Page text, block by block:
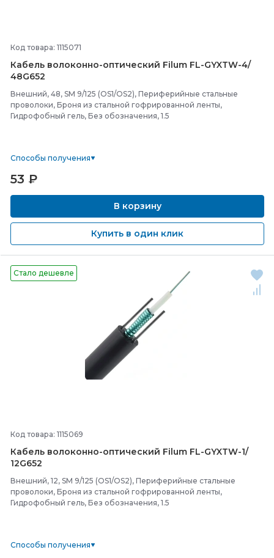
Код товара: 1115071
Кабель волоконно-оптический Filum FL-GYXTW-4/
48G652
Внешний, 48, SM 9/125 (OS1/OS2), Периферийные стальные
проволоки, Броня из стальной гофрированной ленты,
Гидрофобный гель, Без обозначения, 1.5
Способы получения
53 ₽
В корзину
Купить в один клик
Стало дешевле
Код товара: 1115069
Кабель волоконно-оптический Filum FL-GYXTW-1/
12G652
Внешний, 12, SM 9/125 (OS1/OS2), Периферийные стальные
проволоки, Броня из стальной гофрированной ленты,
Гидрофобный гель, Без обозначения, 1.5
Способы получения